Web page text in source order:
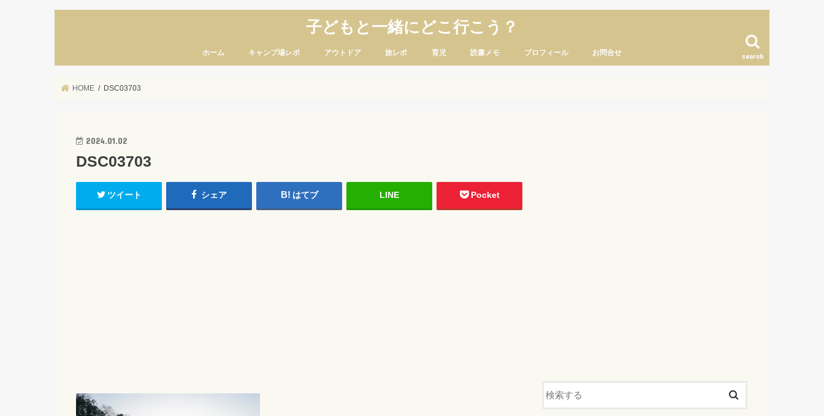
子どもと一緒にどこ行こう？
search
ホーム キャンプ場レポ アウトドア 旅レポ 育児 読書メモ プロフィール お問合せ
HOME DSC03703
2024.01.02
DSC03703
ツイート シェア はてブ LINE Pocket